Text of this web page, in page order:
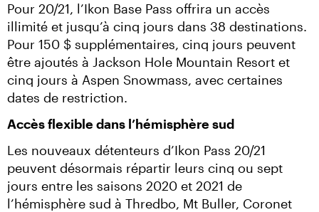
Pour 20/21, l’Ikon Base Pass offrira un accès
illimité et jusqu’à cinq jours dans 38 destinations.
Pour 150 $ supplémentaires, cinq jours peuvent
être ajoutés à Jackson Hole Mountain Resort et
cinq jours à Aspen Snowmass, avec certaines
dates de restriction.
Accès flexible dans l’hémisphère sud
Les nouveaux détenteurs d’Ikon Pass 20/21
peuvent désormais répartir leurs cinq ou sept
jours entre les saisons 2020 et 2021 de
l’hémisphère sud à Thredbo, Mt Buller, Coronet